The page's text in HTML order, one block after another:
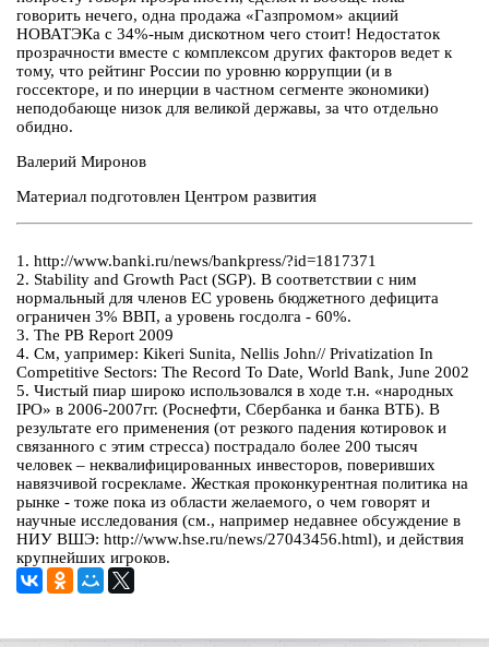
говорить нечего, одна продажа «Газпромом» акциий
НОВАТЭКа с 34%-ным дискотном чего стоит! Недостаток
прозрачности вместе с комплексом других факторов ведет к
тому, что рейтинг России по уровню коррупции (и в
госсекторе, и по инерции в частном сегменте экономики)
неподобающе низок для великой державы, за что отдельно
обидно.
Валерий Миронов
Материал подготовлен Центром развития
1. http://www.banki.ru/news/bankpress/?id=1817371
2. Stability and Growth Pact (SGP). В соответствии с ним
нормальный для членов ЕС уровень бюджетного дефицита
ограничен 3% ВВП, а уровень госдолга - 60%.
3. The PB Report 2009
4. См, yапример: Кikeri Sunita, Nellis John// Privatization In
Competitive Sectors: The Record To Date, World Bank, June 2002
5. Чистый пиар широко использовался в ходе т.н. «народных
IPO» в 2006-2007гг. (Роснефти, Сбербанка и банка ВТБ). В
результате его применения (от резкого падения котировок и
связанного с этим стресса) пострадало более 200 тысяч
человек – неквалифицированных инвесторов, поверивших
навязчивой госрекламе. Жесткая проконкурентная политика на
рынке - тоже пока из области желаемого, о чем говорят и
научные исследования (cм., например недавнее обсуждение в
НИУ ВШЭ: http://www.hse.ru/news/27043456.html), и действия
крупнейших игроков.